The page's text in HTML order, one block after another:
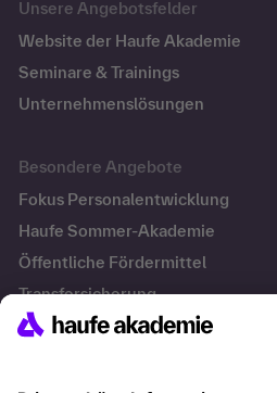
Unsere Angebotsfelder
Website der Haufe Akademie
Seminare & Trainings
Unternehmenslösungen
Besondere Angebote
Fokus Personalentwicklung
Haufe Sommer-Akademie
Öffentliche Fördermittel
Transfersicherung